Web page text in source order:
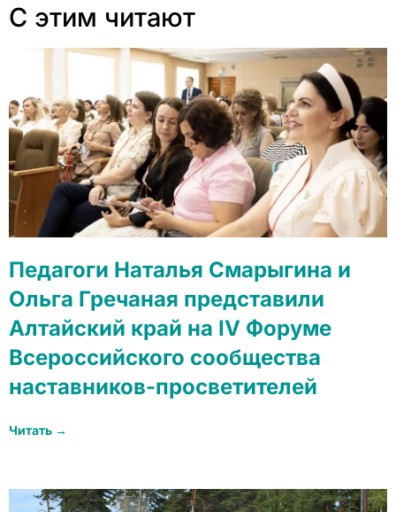
С этим читают
Педагоги Наталья Смарыгина и
Ольга Гречаная представили
Алтайский край на IV Форуме
Всероссийского сообщества
наставников-просветителей
Читать →